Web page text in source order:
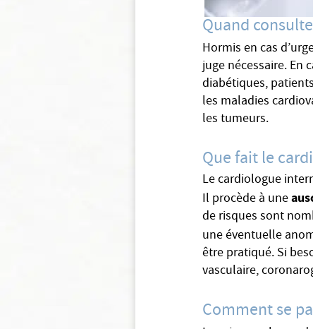
Quand
Hormis en cas
juge nécessaire. En
diabétiques,
les maladies
les tumeurs.
Que fait le
Le cardiologue
Il procède à une
de risques sont
une éventuelle
être pratiqué. Si
vasculaire,
Comment se